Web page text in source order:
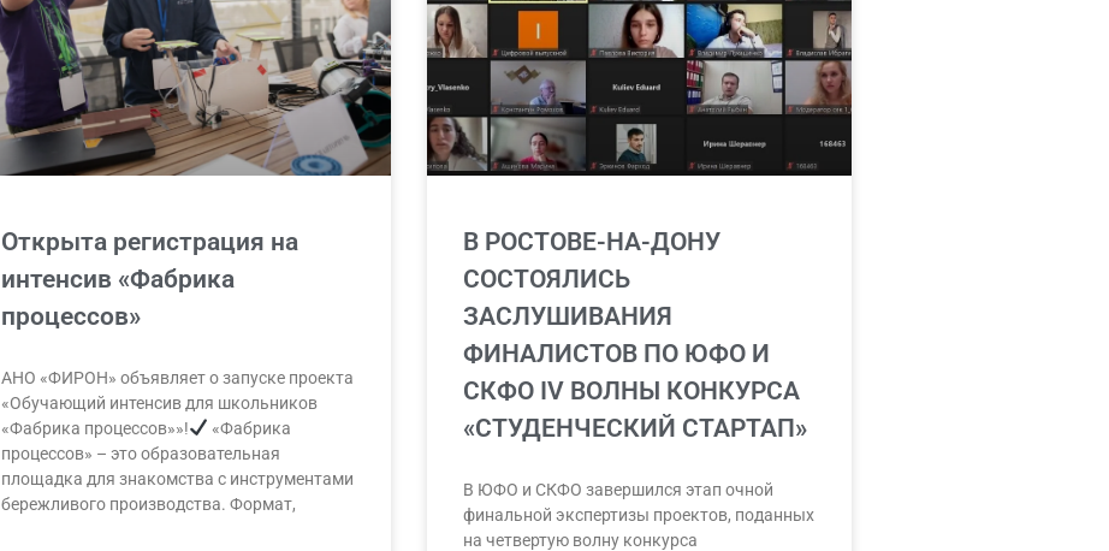
Открыта регистрация на
интенсив «Фабрика
процессов»
АНО «ФИРОН» объявляет о запуске проекта
«Обучающий интенсив для школьников
«Фабрика процессов»»!
«Фабрика
процессов» – это образовательная
площадка для знакомства с инструментами
бережливого производства. Формат,
В РОСТОВЕ-НА-ДОНУ
СОСТОЯЛИСЬ
ЗАСЛУШИВАНИЯ
ФИНАЛИСТОВ ПО ЮФО И
СКФО IV ВОЛНЫ КОНКУРСА
«СТУДЕНЧЕСКИЙ СТАРТАП»
В ЮФО и СКФО завершился этап очной
финальной экспертизы проектов, поданных
на четвертую волну конкурса